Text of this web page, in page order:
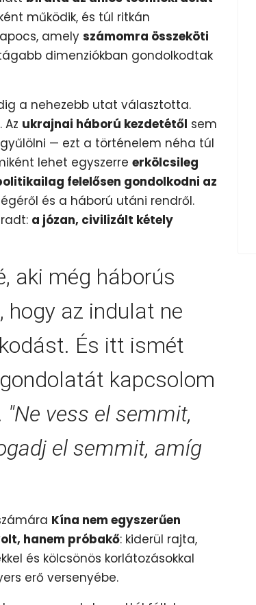
működik, és túl ritkán
amely számomra összeköti
dimenziókban gondolkodtak
a nehezebb utat választotta.
ukrajnai háború kezdetétől sem
— ezt a történelem néha túl
lehet egyszerre erkölcsileg
felelősen gondolkodni az
és a háború utáni rendről.
a józan, civilizált kétely
aki még háborús
hogy az indulat ne
És itt ismét
kapcsolom
"Ne vess el semmit,
el semmit, amíg
Kína nem egyszerűen
hanem próbakő: kiderül rajta,
és kölcsönös korlátozásokkal
erő versenyébe.